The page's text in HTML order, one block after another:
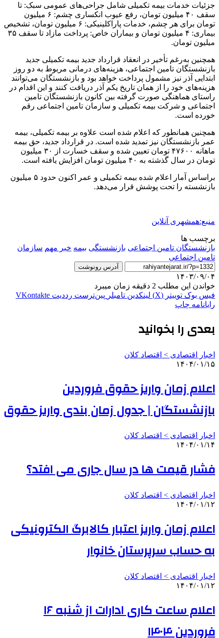
جزئیات خدمات بیمه تکمیلی شامل جراحی‌های عمومی سبک: تا
سقف ۴۰ میلیون تومان، رفع عیوب انکساری چشم: ۶ میلیون
تومان برای هر چشم، خدمات پاراکلینیکی: ۶ میلیون تومان، تشخیص
بیماری: ۴ میلیون تومان و بیماران خاص: پرداخت مازاد تا سقف ۳۵
میلیون تومان.
همچنین به‌رغم تأخیر در انعقاد قرارداد جدید بیمه تکمیلی جدید
بازنشستگان تامین اجتماعی، هزینه‌های درمانی مربوط به دو روز
ابتدایی آذر نیز مشمول پرداخت خواهد بود و بازنشستگان می‌توانند
هزینه‌های خود را از همان تاریخ یکم آذر دریافت کنند و این اقدام در
راستای هماهنگی صورت گرفته بین کانون بازنشستگان تامین
اجتماعی و شرکت بیمه تکمیلی و سازمان تامین اجتماعی رقم
خورده است.
همچنین همانطور که اعلام شده است علاوه بر بیمه تکمیلی، بیمه
عمر بازنشستگان نیز تمدید شده است. در قرارداد جدید، حق بیمه
ماهانه ۴۷۶۰۰ تومان تعیین شده و سقف خسارت از ۳۰ میلیون
تومان در سال گذشته به ۴۰ میلیون تومان افزایش یافته است.
براساس آمار اعلام شده بیمه تکمیلی و عمر اکنون حدود ۵ میلیون
بازنشسته را تحت پوشش قرار می‌دهد.
منبع:همشهری آنلاین
برچسب ها
بازنشستگان تامین اجتماعی بازنشستگی بیمه خبر مهم سازمان
تامین اجتماعی
آدرس رونوشت
۱۴۰۳/۰۹/۰۴
خواندن این مطلب 2 دقیقه زمان میبرد
فیس بوک توییتر (X) لینکدین ‫تامبلر ‫پین‌ترست ‫رددیت ‫VKontakte
رایانامه چاپ
بعدی را بخوانید
اخبار اقتصادی > اقتصاد كلان
۱۴۰۴/۰۱/۱۵
اعلام زمان واریز حقوق فروردین
بازنشستگان | جدول زمان بندی واریز حقوق
اخبار اقتصادی > اقتصاد كلان
۱۴۰۴/۰۱/۱۴
فشار قیمت‌ ها در سال جاری می افتد؟
اخبار اقتصادی > اقتصاد كلان
۱۴۰۴/۰۱/۱۲
اعلام زمان واریز اعتبار کالابرگ الکترونیکی
به حساب سرپرستان خانوار
اخبار اقتصادی > اقتصاد كلان
۱۴۰۴/۰۱/۱۲
اعلام ساعت کاری ادارات از شنبه ۱۶
فروردین ۱۴۰۴